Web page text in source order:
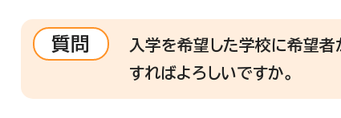
質問
入学を希望した学校に希望者
すればよろしいですか。